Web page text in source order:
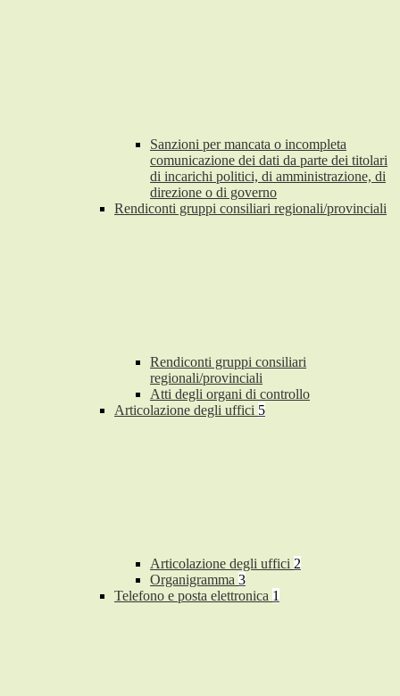
Sanzioni per mancata o incompleta
comunicazione dei dati da parte dei titolari
di incarichi politici, di amministrazione, di
direzione o di governo
Rendiconti gruppi consiliari regionali/provinciali
Rendiconti gruppi consiliari
regionali/provinciali
Atti degli organi di controllo
Articolazione degli uffici 5
Articolazione degli uffici 2
Organigramma 3
Telefono e posta elettronica 1